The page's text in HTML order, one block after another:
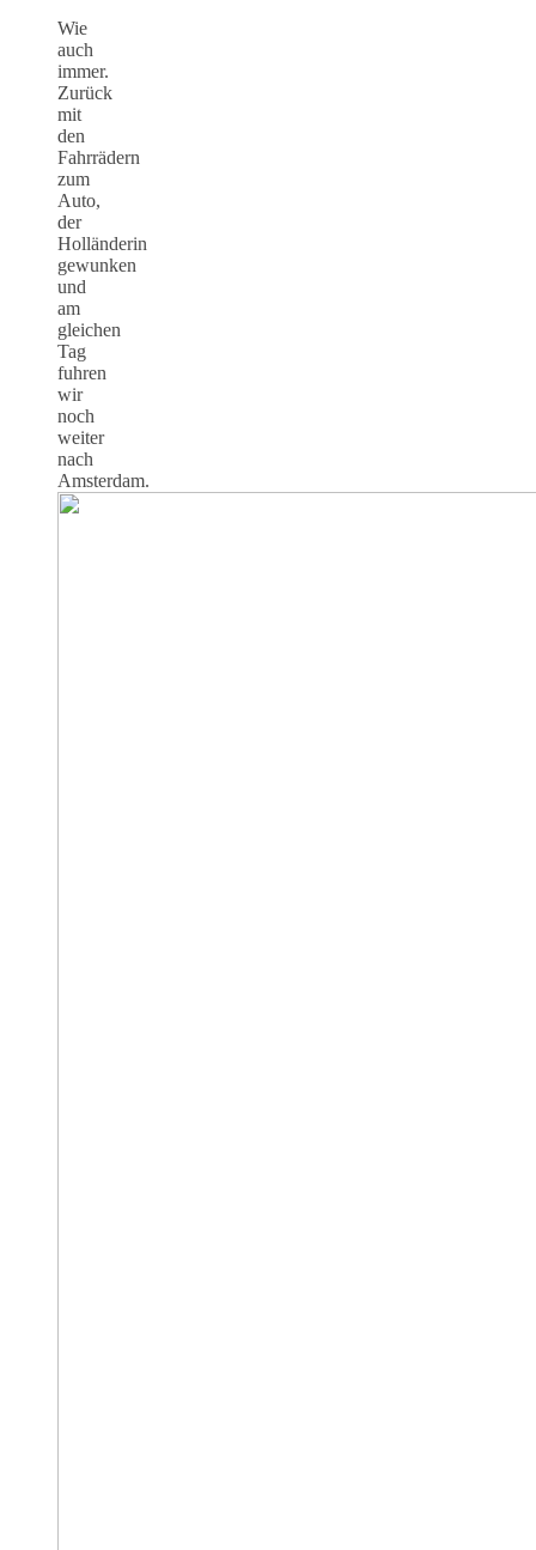
Wie
auch
immer.
Zurück
mit
den
Fahrrädern
zum
Auto,
der
Holländerin
gewunken
und
am
gleichen
Tag
fuhren
wir
noch
weiter
nach
Amsterdam.